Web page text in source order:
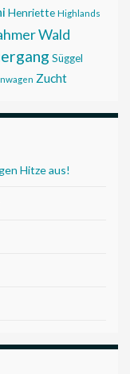
Henriette Highlands
Wald
Süggel
Zucht
Hitze aus!